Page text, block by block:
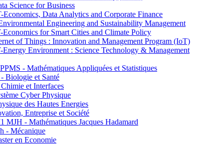
Science for Business
Data Analytics and Corporate Finance
Engineering and Sustainability Management
for Smart Cities and Climate Policy
of Things : Innovation and Management Program (IoT)
Environment : Science Technology & Management
- Mathématiques Appliquées et Statistiques
et Santé
et Interfaces
Cyber Physique
des Hautes Energies
Entreprise et Société
- Mathématiques Jacques Hadamard
- Mécanique
en Economie